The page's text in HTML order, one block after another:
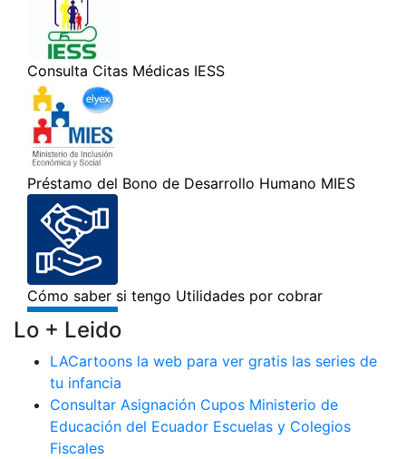
Lo + Leido
LACartoons la web para ver gratis las series de
tu infancia
Consultar Asignación Cupos Ministerio de
Educación del Ecuador Escuelas y Colegios
Fiscales